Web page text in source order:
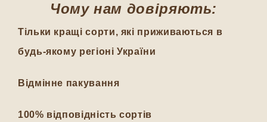
Чому нам довіряють:
Тільки кращі сорти, які приживаються в
будь-якому регіоні України
Відмінне пакування
100% відповідність сортів